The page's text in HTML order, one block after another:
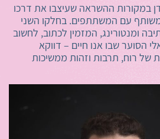
במקורות ההשראה שעיצבו את דרכו
משותף עם המשתתפים. בחלקו השני
ומנטורינג, המזמין לכתוב, לחשוב
הסוער שבו אנו חיים – דווקא
של רוח, תרבות וזהות ממשיכות